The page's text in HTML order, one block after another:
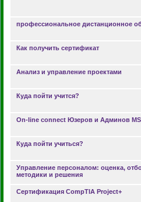
профессиональное дистанционное
Как получить сертификат
Анализ и управление проектами
Куда пойти учится?
On-line connect Юзеров и Админов
Куда пойти учиться?
Управление персоналом: оценка,
методики и решения
Сертификация CompTIA Project+